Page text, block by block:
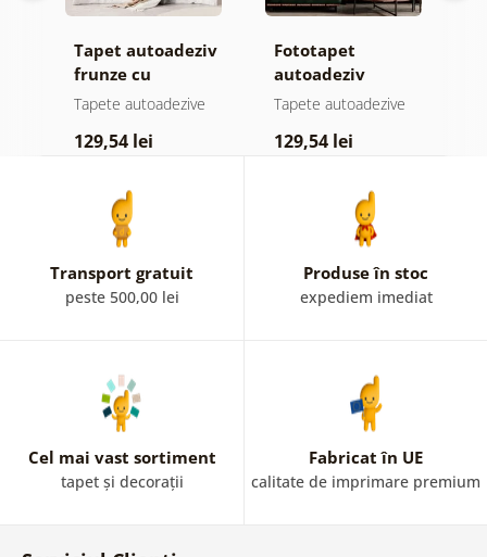
Tapet autoadeziv
frunze cu
atingere
Tapete autoadezive
129,54 lei
Fototapet
autoadeziv
pădure în ceață
Tapete autoadezive
129,54 lei
Transport gratuit
peste 500,00 lei
Produse în stoc
expediem imediat
Cel mai vast sortiment
tapet și decorații
Fabricat în UE
calitate de imprimare premium